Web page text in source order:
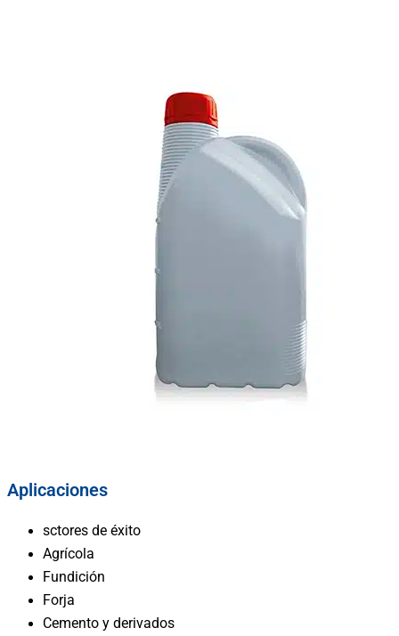
Aplicaciones
sctores de éxito
Agrícola
Fundición
Forja
Cemento y derivados